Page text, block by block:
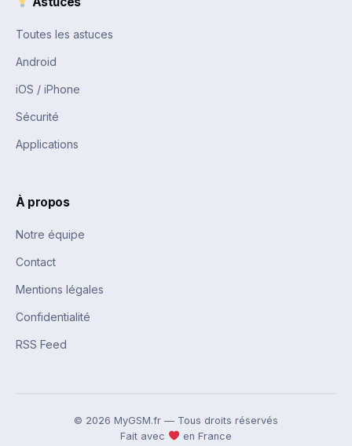
Toutes les astuces
Android
iOS / iPhone
Sécurité
Applications
À propos
Notre équipe
Contact
Mentions légales
Confidentialité
RSS Feed
© 2026 MyGSM.fr — Tous droits réservés
Fait avec
en France